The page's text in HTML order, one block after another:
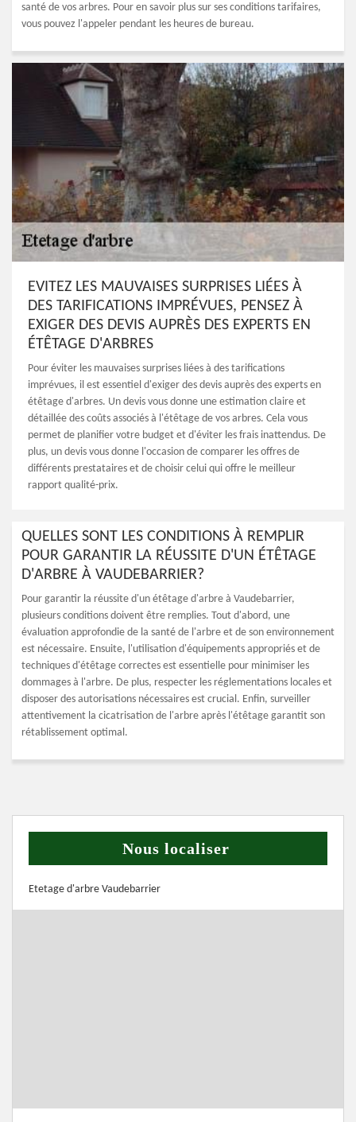
santé de vos arbres. Pour en savoir plus sur ses conditions tarifaires,
vous pouvez l'appeler pendant les heures de bureau.
EVITEZ LES MAUVAISES SURPRISES LIÉES À
DES TARIFICATIONS IMPRÉVUES, PENSEZ À
EXIGER DES DEVIS AUPRÈS DES EXPERTS EN
ÉTÊTAGE D'ARBRES
Pour éviter les mauvaises surprises liées à des tarifications
imprévues, il est essentiel d'exiger des devis auprès des experts en
étêtage d'arbres. Un devis vous donne une estimation claire et
détaillée des coûts associés à l'étêtage de vos arbres. Cela vous
permet de planifier votre budget et d'éviter les frais inattendus. De
plus, un devis vous donne l'occasion de comparer les offres de
différents prestataires et de choisir celui qui offre le meilleur
rapport qualité-prix.
QUELLES SONT LES CONDITIONS À REMPLIR
POUR GARANTIR LA RÉUSSITE D'UN ÉTÊTAGE
D'ARBRE À VAUDEBARRIER?
Pour garantir la réussite d'un étêtage d'arbre à Vaudebarrier,
plusieurs conditions doivent être remplies. Tout d'abord, une
évaluation approfondie de la santé de l'arbre et de son environnement
est nécessaire. Ensuite, l'utilisation d'équipements appropriés et de
techniques d'étêtage correctes est essentielle pour minimiser les
dommages à l'arbre. De plus, respecter les réglementations locales et
disposer des autorisations nécessaires est crucial. Enfin, surveiller
attentivement la cicatrisation de l'arbre après l'étêtage garantit son
rétablissement optimal.
Nous localiser
Etetage d'arbre Vaudebarrier